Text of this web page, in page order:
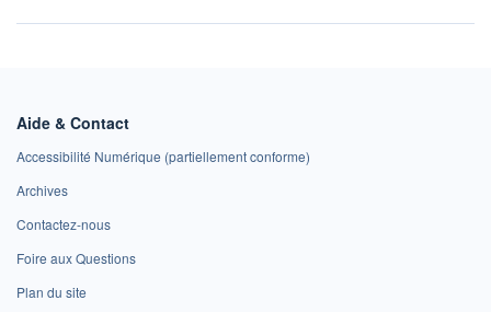
Aide & Contact
Accessibilité Numérique (partiellement conforme)
Archives
Contactez-nous
Foire aux Questions
Plan du site